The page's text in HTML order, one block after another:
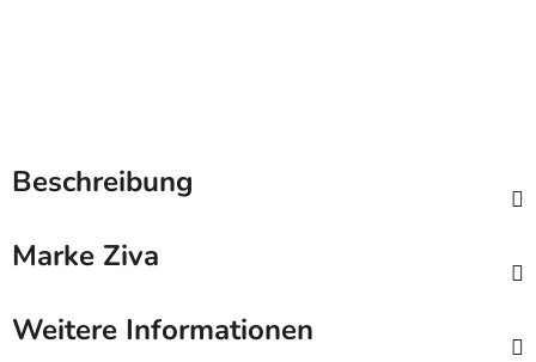
Beschreibung
Marke Ziva
Weitere Informationen